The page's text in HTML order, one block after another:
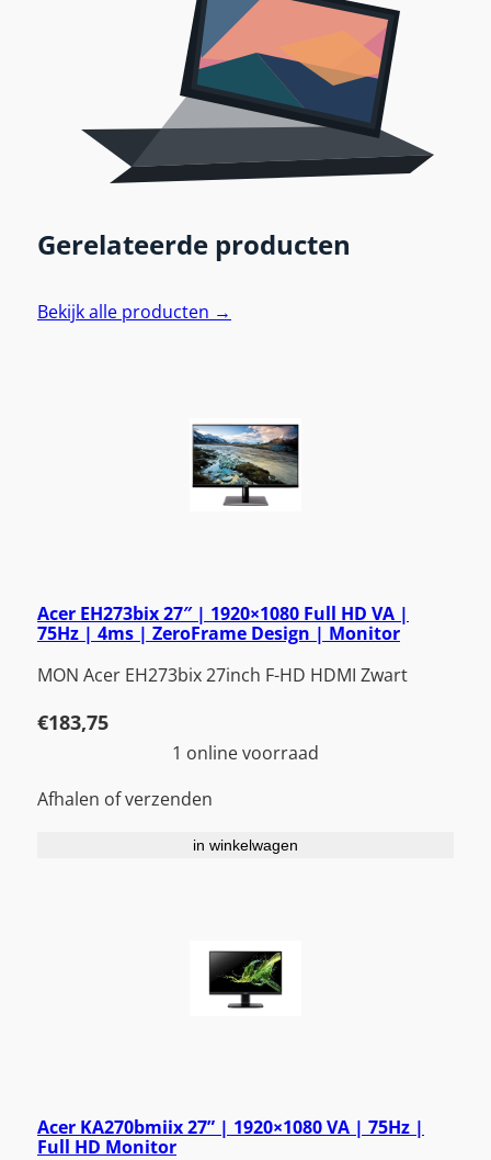
Gerelateerde producten
Bekijk alle producten →
Acer EH273bix 27″ | 1920×1080 Full HD VA |
75Hz | 4ms | ZeroFrame Design | Monitor
MON Acer EH273bix 27inch F-HD HDMI Zwart
€183,75
1 online voorraad
Afhalen of verzenden
in winkelwagen
Acer KA270bmiix 27” | 1920×1080 VA | 75Hz |
Full HD Monitor